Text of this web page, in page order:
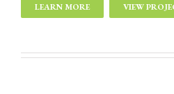
LEARN MORE VIEW